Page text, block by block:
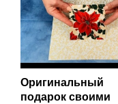
Оригинальный
подарок своими